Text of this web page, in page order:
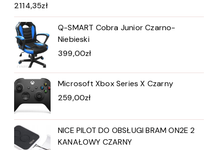
2114,35zł
Q-SMART Cobra Junior Czarno-
Niebieski
399,00zł
Microsoft Xbox Series X Czarny
259,00zł
NICE PILOT DO OBSŁUGI BRAM ON2E 2
KANAŁOWY CZARNY